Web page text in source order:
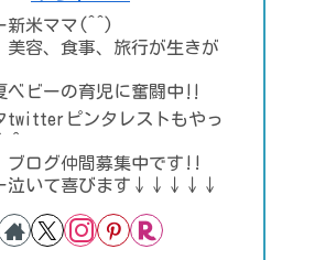
新米ママ(^^)
美容、食事、旅行が生きが
ベビーの育児に奮闘中‼
twitterピンタレストもやっ
ブログ仲間募集中です!!
泣いて喜びます↓↓↓↓↓